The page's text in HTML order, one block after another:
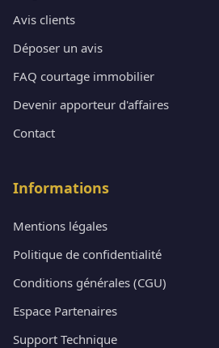
Avis clients
Déposer un avis
FAQ courtage immobilier
Devenir apporteur d'affaires
Contact
Informations
Mentions légales
Politique de confidentialité
Conditions générales (CGU)
Espace Partenaires
Support Technique